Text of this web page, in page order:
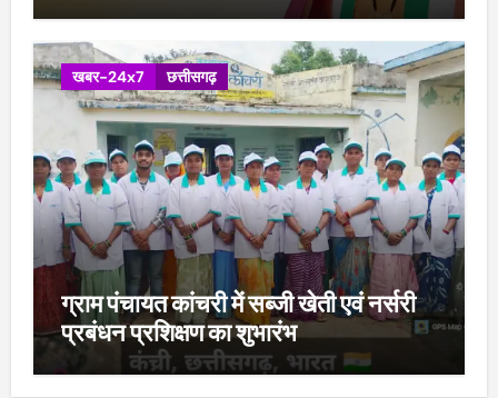
खबर-24x7 छत्तीसगढ़
ग्राम पंचायत कांचरी में सब्जी खेती एवं नर्सरी
प्रबंधन प्रशिक्षण का शुभारंभ